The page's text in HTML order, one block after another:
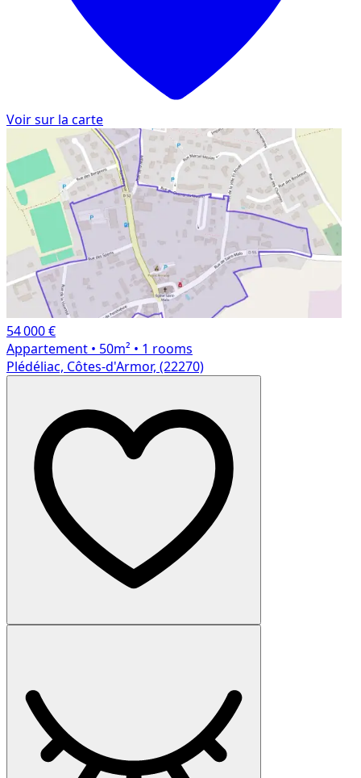
Voir sur la carte
54 000 €
Appartement • 50m² • 1 rooms
Plédéliac, Côtes-d'Armor, (22270)